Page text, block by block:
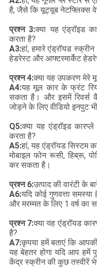
है, जैसे कि यूट्यूब नेटफ्लिक्स
प्रश्न 3:क्या यह एंड्रॉइड
करता है?
A3:हां, हमारे एंड्रॉयड
हेडरेस्ट और आफ्टरमार्केट
प्रश्न 4:क्या यह उपकरण मेरे
A4:यह मूल कार के फ्रंट
सकता है। और इसमें रिवर्स
जोड़ने के लिए वीडियो इनपुट
Q5:क्या यह एंड्रॉइड
करता है?
A5:हां, यह एंड्रॉयड सिस्टम
मोबाइल फोन रूसी, हिब्रू,
कर सकता है।
प्रश्न 6:उत्पाद की वारंटी के
A6:यदि कोई गुणवत्ता
और मरम्मत के लिए 1 वर्ष का
प्रश्न 7:क्या यह एंड्रॉयड
है?
A7:कृपया हमें बताएं कि
यह बेहतर होगा यदि आप हमें
केंद्र स्क्रीन की कुछ तस्वीरें